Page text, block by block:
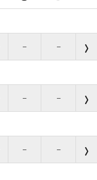
– –
– –
– –